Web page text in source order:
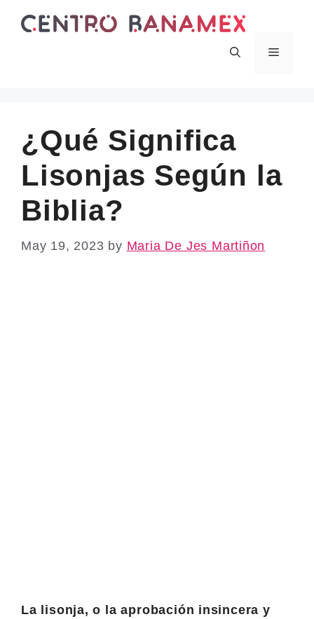
Menu
¿Qué Significa
Lisonjas Según la
Biblia?
May 19, 2023 by Maria De Jes Martiñon
La lisonja, o la aprobación insincera y